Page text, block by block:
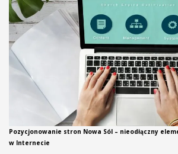
Pozycjonowanie stron Nowa Sól – nieodłączny
w Internecie